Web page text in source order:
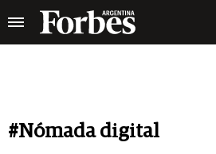
#Nómada digital